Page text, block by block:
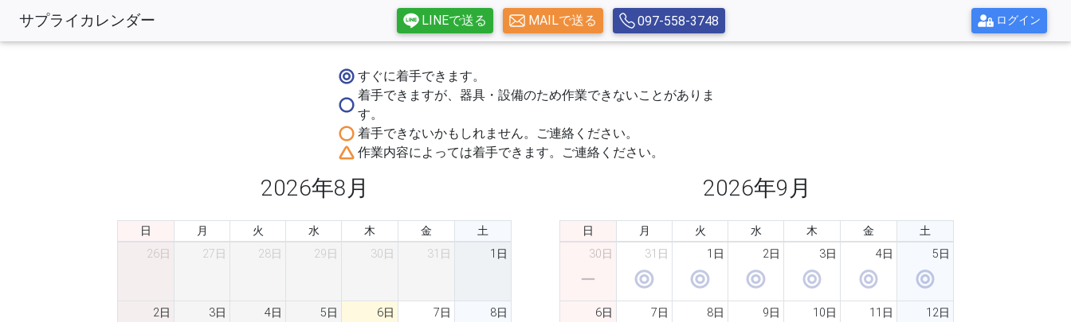
サプライカレンダー LINEで送る MAILで送る 097-558-3748 ログイン
すぐに着手できます。
着手できますが、器具・設備のため作業できないことがありま
す。
着手できないかもしれません。ご連絡ください。
作業内容によっては着手できます。ご連絡ください。
2026年8月
日 月 火 水 木 金
土
26日
27日 28日 29日 30日 31日 1日
2日 3日 4日 5日 6日 7日 8日
2026年9月
日 月 火 水 木 金
土
30日
31日 1日 2日 3日 4日 5日
6日 7日 8日 9日 10日 11日 12日